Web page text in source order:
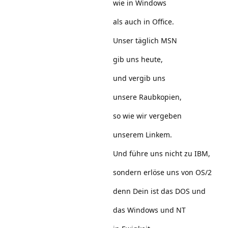
wie in Windows
als auch in Office.
Unser täglich MSN
gib uns heute,
und vergib uns
unsere Raubkopien,
so wie wir vergeben
unserem Linkem.
Und führe uns nicht zu IBM,
sondern erlöse uns von OS/2
denn Dein ist das DOS und
das Windows und NT